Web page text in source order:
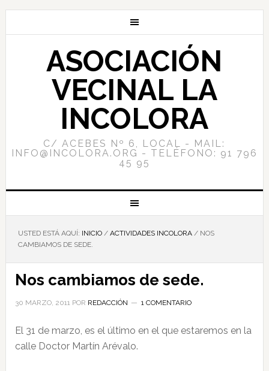
ASOCIACIÓN
VECINAL LA
INCOLORA
C/ ACEBES Nº 6, LOCAL - MAIL:
INFO@INCOLORA.ORG - TELÉFONO: 91 796
45 95
USTED ESTÁ AQUÍ: INICIO / ACTIVIDADES INCOLORA /NOS
CAMBIAMOS DE SEDE.
Nos cambiamos de sede.
30 MARZO, 2011POR REDACCIÓN 1 COMENTARIO
El 31 de marzo, es el último en el que estaremos en la
calle Doctor Martín Arévalo.